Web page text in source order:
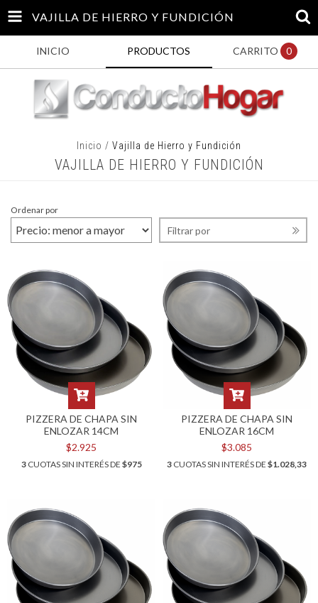
VAJILLA DE HIERRO Y FUNDICIÓN
INICIO PRODUCTOS CARRITO 0
Inicio / Vajilla de Hierro y Fundición
VAJILLA DE HIERRO Y FUNDICIÓN
Ordenar por
Filtrar por
PIZZERA DE CHAPA SIN
ENLOZAR 14CM
$2.925
3CUOTAS SIN INTERÉS DE $975
PIZZERA DE CHAPA SIN
ENLOZAR 16CM
$3.085
3 CUOTAS SIN INTERÉS DE $1.028,33